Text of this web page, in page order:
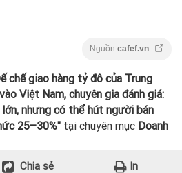
Nguồn cafef.vn
chế giao hàng tỷ đô của Trung
Việt Nam, chuyên gia đánh giá:
nhưng có thể hút người bán
25–30%" tại chuyên mục Doanh
Chia sẻ In